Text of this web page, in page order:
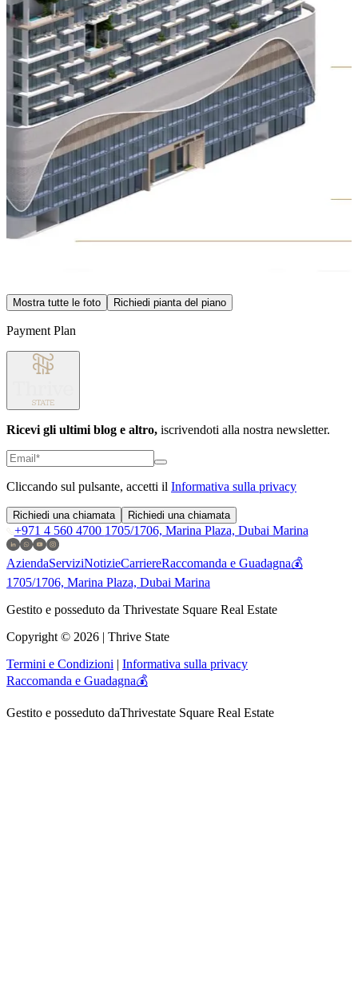
Item
1
of
Mostra tutte le foto Richiedi pianta del piano
Payment Plan
Ricevi gli ultimi blog e altro, iscrivendoti alla nostra newsletter.
Cliccando sul pulsante, accetti il Informativa sulla privacy
Richiedi una chiamata Richiedi una chiamata
+971 4 560 4700 1705/1706, Marina Plaza, Dubai Marina
AziendaServiziNotizieCarriereRaccomanda e Guadagna💰
1705/1706, Marina Plaza, Dubai Marina
Gestito e posseduto da Thrivestate Square Real Estate
Copyright © 2026 | Thrive State
Termini e Condizioni | Informativa sulla privacy
Raccomanda e Guadagna💰
Gestito e posseduto daThrivestate Square Real Estate